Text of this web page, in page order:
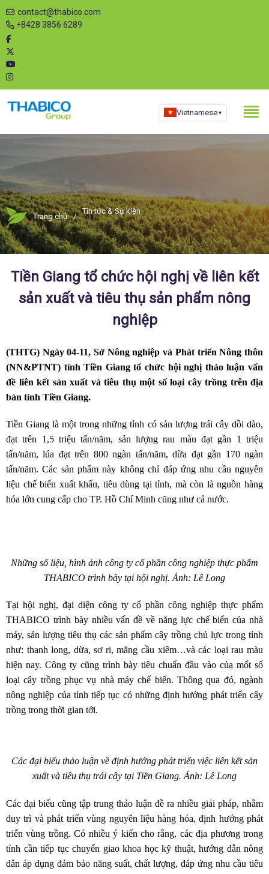
contact@thabico.com
+8428 3856 6289
Vietnamese▾
Trang chủ
Tin tức & Sự kiện
Tiền Giang tổ chức hội nghị về liên kết
sản xuất và tiêu thụ sản phẩm nông
nghiệp
(THTG) Ngày 04-11, Sở Nông nghiệp và Phát triển Nông thôn
(NN&PTNT) tỉnh Tiền Giang tổ chức hội nghị thảo luận vấn
đề liên kết sản xuất và tiêu thụ một số loại cây trồng trên địa
bàn tỉnh Tiền Giang.
Tiền Giang là một trong những tỉnh có sản lượng trái cây dồi dào,
đạt trên 1,5 triệu tấn/năm, sản lượng rau màu đạt gần 1 triệu
tấn/năm, lúa đạt trên 800 ngàn tấn/năm, dừa đạt gần 170 ngàn
tấn/năm. Các sản phẩm này không chỉ đáp ứng nhu cầu nguyên
liệu chế biến xuất khẩu, tiêu dùng tại tỉnh, mà còn là nguồn hàng
hóa lớn cung cấp cho TP. Hồ Chí Minh cũng như cả nước.
Những số liệu, hình ảnh công ty cổ phần công nghiệp thực phẩm
THABICO trình bày tại hội nghị. Ảnh: Lê Long
Tại hội nghị, đại diện công ty cổ phần công nghiệp thực phẩm
THABICO trình bày nhiều vấn đề về năng lực chế biến của nhà
máy, sản lượng tiêu thụ các sản phẩm cây trồng chủ lực trong tỉnh
như: thanh long, dừa, sơ ri, mãng cầu xiêm…và các loại rau màu
hiện nay. Công ty cũng trình bày tiêu chuẩn đầu vào của mốt số
loại cây trồng phục vụ nhà máy chế biến. Thông qua đó, ngành
nông nghiệp của tỉnh tiếp tục có những định hướng phát triển cây
trồng trong thời gian tới.
Các đại biểu thảo luận về định hướng phát triển việc liên kết sản
xuất và tiêu thụ trái cây tại Tiền Giang. Ảnh: Lê Long
Các đại biểu cũng tập trung thảo luận đề ra nhiều giải pháp, nhằm
duy trì và phát triển vùng nguyên liệu hàng hóa, định hướng phát
triển vùng trồng. Có nhiều ý kiến cho rằng, các địa phương trong
tỉnh cần tiếp tục chuyển giao khoa học kỹ thuật, hướng dẫn nông
dân áp dụng đảm bảo năng suất, chất lượng, đáp ứng nhu cầu tiêu